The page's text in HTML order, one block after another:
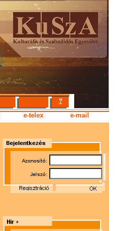
?
e-telex e-mail